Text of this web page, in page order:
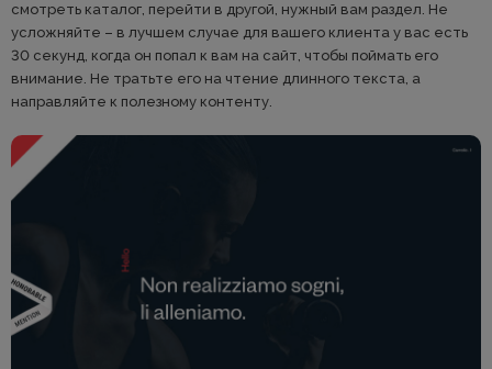
смотреть каталог, перейти в другой, нужный вам раздел. Не
усложняйте – в лучшем случае для вашего клиента у вас есть
30 секунд, когда он попал к вам на сайт, чтобы поймать его
внимание. Не тратьте его на чтение длинного текста, а
направляйте к полезному контенту.